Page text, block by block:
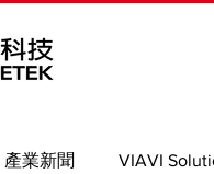
產業新聞 VIAVI